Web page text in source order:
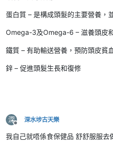
蛋白質 – 是構成頭髮的主要營養，
Omega-3及Omega-6 – 滋養頭皮
鐵質 – 有助輸送營養，預防頭皮貧
鋅 – 促進頭髮生長和復修
深
離線
深水埗古天樂
我自己就唔係食保健品 舒舒服服